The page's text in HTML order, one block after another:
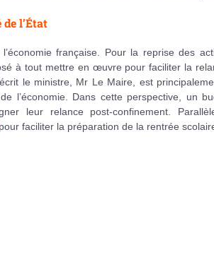
l’État
française. Pour la reprise des
à tout mettre en œuvre pour faciliter la
le ministre, Mr Le Maire, est
l’économie. Dans cette perspective, un
leur relance post-confinement.
pour faciliter la préparation de la rentrée